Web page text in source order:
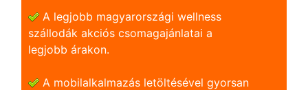
A legjobb magyarországi wellness
szállodák akciós csomagajánlatai a
legjobb árakon.
A mobilalkalmazás letöltésével gyorsan